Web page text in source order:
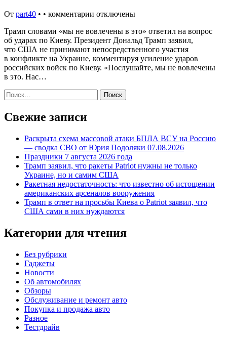
От part40 • • комментарии отключены
Трамп словами «мы не вовлечены в это» ответил на вопрос
об ударах по Киеву. Президент Дональд Трамп заявил,
что США не принимают непосредственного участия
в конфликте на Украине, комментируя усиление ударов
российских войск по Киеву. «Послушайте, мы не вовлечены
в это. Нас…
Найти:
Свежие записи
Раскрыта схема массовой атаки БПЛА ВСУ на Россию
— сводка СВО от Юрия Подоляки 07.08.2026
Праздники 7 августа 2026 года
Трамп заявил, что ракеты Patriot нужны не только
Украине, но и самим США
Ракетная недостаточность: что известно об истощении
американских арсеналов вооружения
Трамп в ответ на просьбы Киева о Patriot заявил, что
США сами в них нуждаются
Категории для чтения
Без рубрики
Гаджеты
Новости
Об автомобилях
Обзоры
Обслуживание и ремонт авто
Покупка и продажа авто
Разное
Тестдрайв